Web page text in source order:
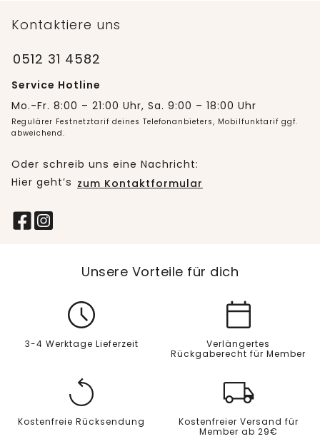
Kontaktiere uns
0512 31 4582
Service Hotline
Mo.-Fr. 8:00 – 21:00 Uhr, Sa. 9:00 – 18:00 Uhr
Regulärer Festnetztarif deines Telefonanbieters, Mobilfunktarif ggf.
abweichend.
Oder schreib uns eine Nachricht:
Hier geht’s zum Kontaktformular
Unsere Vorteile für dich
3-4 Werktage Lieferzeit
Verlängertes
Rückgaberecht für Member
Kostenfreie Rücksendung
Kostenfreier Versand für
Member ab 29€